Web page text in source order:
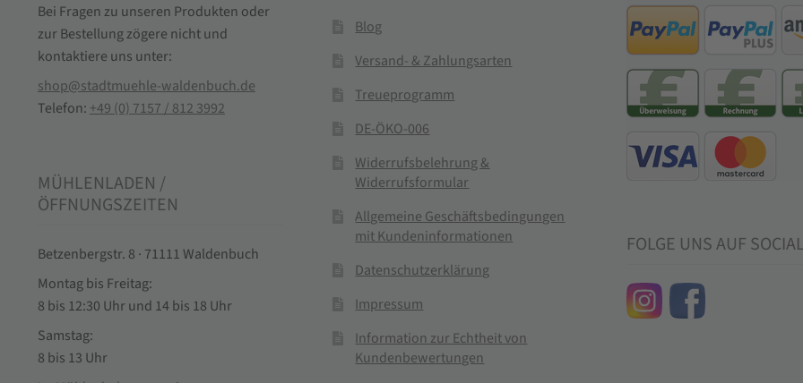
Bei Fragen zu unseren Produkten oder
zur Bestellung zögere nicht und
kontaktiere uns unter:
shop@stadtmuehle-waldenbuch.de
Telefon: +49 (0) 7157 / 812 3992
MÜHLENLADEN /
ÖFFNUNGSZEITEN
Betzenbergstr. 8 · 71111 Waldenbuch
Montag bis Freitag:
8 bis 12:30 Uhr und 14 bis 18 Uhr
Samstag:
8 bis 13 Uhr
Blog
Versand- & Zahlungsarten
Treueprogramm
DE-ÖKO-006
Widerrufsbelehrung &
Widerrufsformular
Allgemeine Geschäftsbedingungen
mit Kundeninformationen
Datenschutzerklärung
Impressum
Information zur Echtheit von
Kundenbewertungen
FOLGE UNS AUF